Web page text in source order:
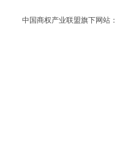
中国商权产业联盟旗下网站：